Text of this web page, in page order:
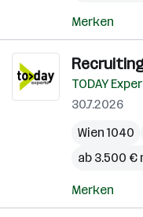
Merken
TODAY
30.7.2026
Wien 1040
ab 3.500
Merken